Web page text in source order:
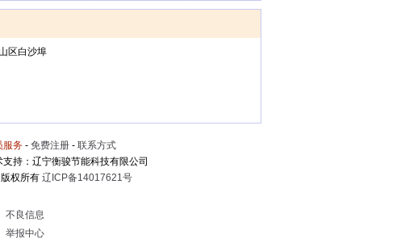
区白沙埠
服务 - 免费注册 - 联系方式
持：辽宁衡骏节能科技有限公司
权所有 辽ICP备14017621号
不良信息
举报中心